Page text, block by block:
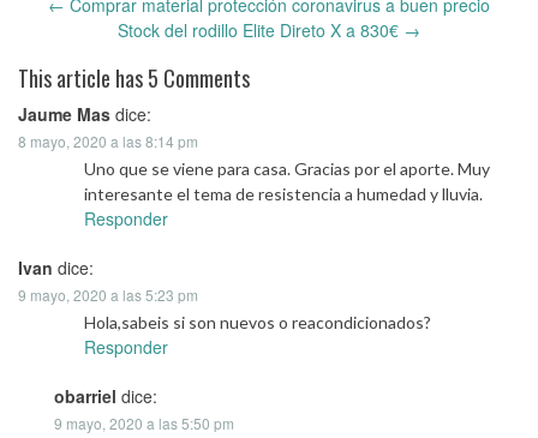
Stock del rodillo Elite Direto X a 830€ →
This article has 5 Comments
Jaume Mas dice:
8 mayo, 2020 a las 8:14 pm
Uno que se viene para casa. Gracias por el aporte. Muy
interesante el tema de resistencia a humedad y lluvia.
Responder
Ivan dice:
9 mayo, 2020 a las 5:23 pm
Hola,sabeis si son nuevos o reacondicionados?
Responder
obarriel dice:
9 mayo, 2020 a las 5:50 pm